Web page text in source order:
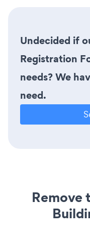
Undecided if
Registration
needs? We
need.
Remove